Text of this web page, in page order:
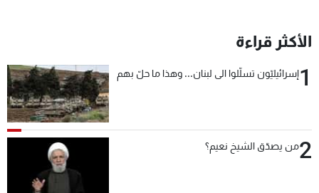
الأكثر قراءة
1إسرائيليّون تسلّلوا الى لبنان... وهذا ما حلّ بهم
2من يصدّق الشيخ نعيم؟